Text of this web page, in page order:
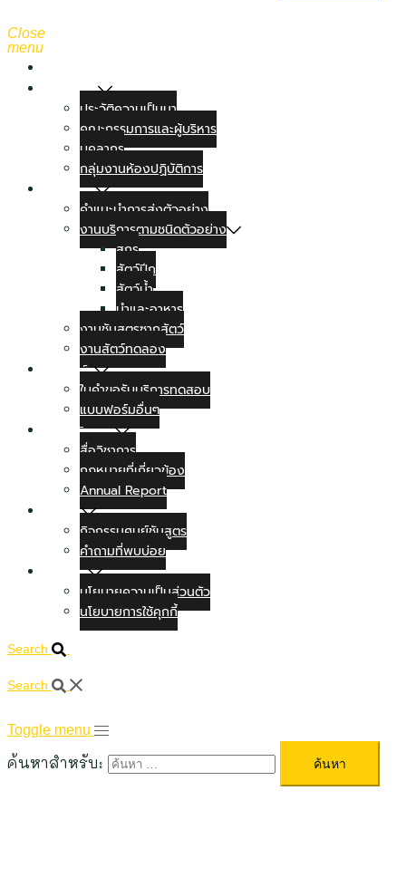
Close
menu
เกี่ยวกับเรา
ประวัติความเป็นมา
คณะกรรมการและผู้บริหาร
บุคลากร
กลุ่มงานห้องปฏิบัติการ
งานบริการ
คำแนะนำการส่งตัวอย่าง
งานบริการตามชนิดตัวอย่าง
สุกร
สัตว์ปีก
สัตว์น้ำ
นำและอาหาร
งานชันสูตรซากสัตว์
งานสัตว์ทดลอง
แบบฟอร์ม
ใบคำขอรับบริการทดสอบ
แบบฟอร์มอื่นๆ
สื่อทางวิชาการ
สื่อวิชาการ
กฏหมายที่เกี่ยวข้อง
Annual Report
ข่าวสาร
กิจกรรมศูนย์ชันสูตร
คำถามที่พบบ่อย
ติดต่อเรา
นโยบายความเป็นส่วนตัว
นโยบายการใช้คุกกี้
Search
Search
Toggle menu
ค้นหาสำหรับ: